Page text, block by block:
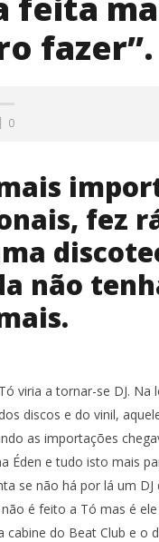
fazer”.
0
fez
não
viria a tornar-se DJ. Na
discos e do vinil,
as importações
Éden e tudo isto mais
se não há por lá um
é feito a Tó mas é
do Beat Club e o